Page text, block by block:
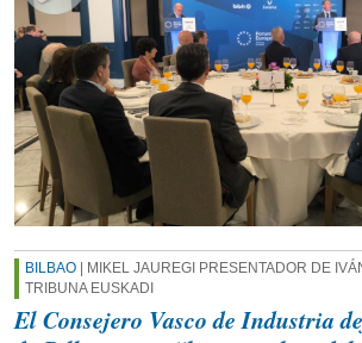
BILBAO | MIKEL JAUREGI PRESENTADOR DE
TRIBUNA EUSKADI
El Consejero Vasco de Industria